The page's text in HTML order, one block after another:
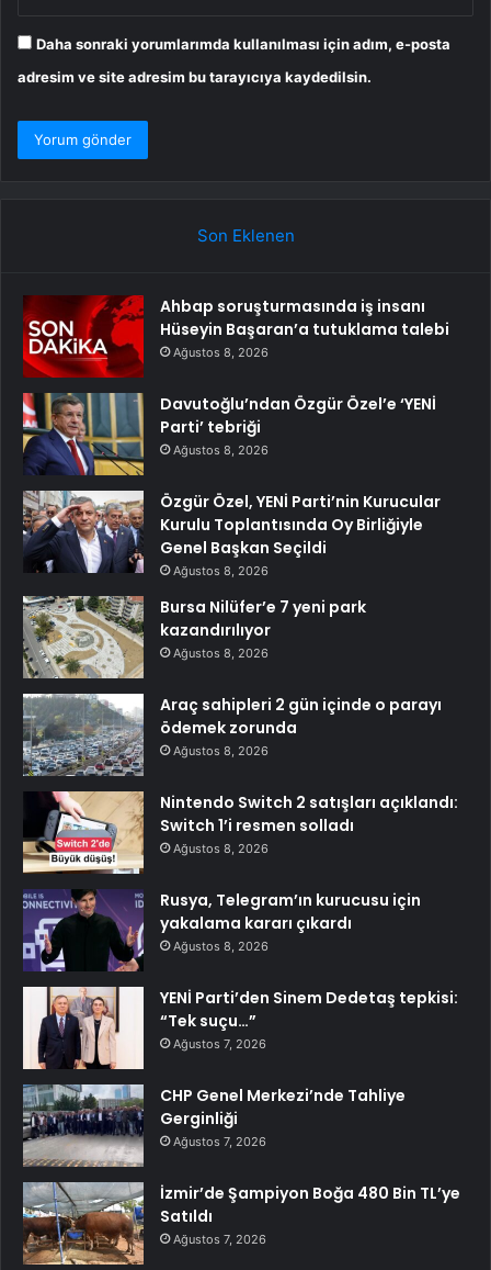
Daha sonraki yorumlarımda kullanılması için adım, e-posta
adresim ve site adresim bu tarayıcıya kaydedilsin.
Son Eklenen
Ahbap soruşturmasında iş insanı
Hüseyin Başaran’a tutuklama talebi
Ağustos 8, 2026
Davutoğlu’ndan Özgür Özel’e ‘YENİ
Parti’ tebriği
Ağustos 8, 2026
Özgür Özel, YENİ Parti’nin Kurucular
Kurulu Toplantısında Oy Birliğiyle
Genel Başkan Seçildi
Ağustos 8, 2026
Bursa Nilüfer’e 7 yeni park
kazandırılıyor
Ağustos 8, 2026
Araç sahipleri 2 gün içinde o parayı
ödemek zorunda
Ağustos 8, 2026
Nintendo Switch 2 satışları açıklandı:
Switch 1’i resmen solladı
Ağustos 8, 2026
Rusya, Telegram’ın kurucusu için
yakalama kararı çıkardı
Ağustos 8, 2026
YENİ Parti’den Sinem Dedetaş tepkisi:
“Tek suçu…”
Ağustos 7, 2026
CHP Genel Merkezi’nde Tahliye
Gerginliği
Ağustos 7, 2026
İzmir’de Şampiyon Boğa 480 Bin TL’ye
Satıldı
Ağustos 7, 2026